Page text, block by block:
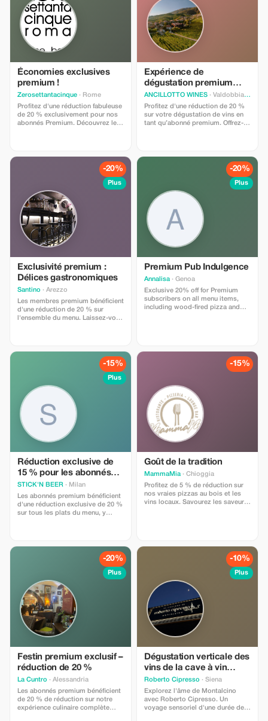
Économies exclusives
premium !
Zerosettantacinque · Rome
Profitez d'une réduction fabuleuse
de 20 % exclusivement pour nos
abonnés Premium. Découvrez le
Expérience de
dégustation premium
exclusive
ANCILLOTTO WINES · Valdobbiadene
Profitez d'une réduction de 20 %
sur votre dégustation de vins en
tant qu’abonné premium. Offrez-
-20%
Plus
Exclusivité premium :
Délices gastronomiques
Santino · Arezzo
Les membres premium bénéficient
d'une réduction de 20 % sur
l'ensemble du menu. Laissez-vous
-20%
Plus
Premium Pub Indulgence
Annalisa · Genoa
Exclusive 20% off for Premium
subscribers on all menu items,
including wood-fired pizza and
-15%
Plus
Réduction exclusive de
15 % pour les abonnés
premium
STICK'N BEER · Milan
Les abonnés premium bénéficient
d'une réduction exclusive de 20 %
sur tous les plats du menu, y
-15%
Goût de la tradition
MammaMia · Chioggia
Profitez de 5 % de réduction sur
nos vraies pizzas au bois et les
vins locaux. Savourez les saveurs
-20%
Plus
Festin premium exclusif –
réduction de 20 %
La Cuntro · Alessandria
Les abonnés premium bénéficient
de 20 % de réduction sur notre
expérience culinaire complète
-10%
Plus
Dégustation verticale des
vins de la cave à vin
Brunello et Rosso di
Montalcino
Roberto Cipresso · Siena
Explorez l'âme de Montalcino
avec Roberto Cipresso. Un
voyage sensoriel d'une durée de